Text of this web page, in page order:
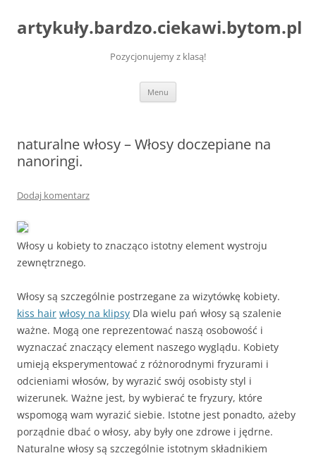
artykuły.bardzo.ciekawi.bytom.pl
Pozycjonujemy z klasą!
Menu
naturalne włosy – Włosy doczepiane na
nanoringi.
Dodaj komentarz
Włosy u kobiety to znacząco istotny element wystroju
zewnętrznego.
Włosy są szczególnie postrzegane za wizytówkę kobiety.
kiss hair włosy na klipsy Dla wielu pań włosy są szalenie
ważne. Mogą one reprezentować naszą osobowość i
wyznaczać znaczący element naszego wyglądu. Kobiety
umieją eksperymentować z różnorodnymi fryzurami i
odcieniami włosów, by wyrazić swój osobisty styl i
wizerunek. Ważne jest, by wybierać te fryzury, które
wspomogą wam wyrazić siebie. Istotne jest ponadto, ażeby
porządnie dbać o włosy, aby były one zdrowe i jędrne.
Naturalne włosy są szczególnie istotnym składnikiem